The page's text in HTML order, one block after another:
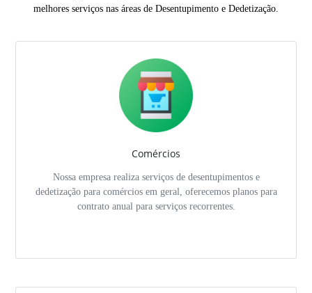
melhores serviços nas áreas de Desentupimento e Dedetização.
Comércios
Nossa empresa realiza serviços de desentupimentos e
dedetização para comércios em geral, oferecemos planos para
contrato anual para serviços recorrentes.